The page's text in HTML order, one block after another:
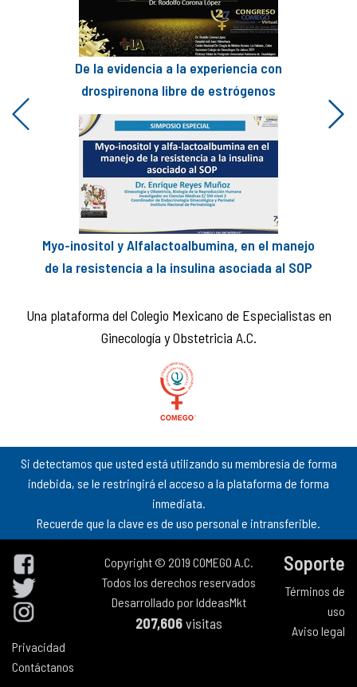
De la evidencia a la experiencia con
drospirenona libre de estrógenos
Myo-inositol y Alfalactoalbumina, en el manejo
de la resistencia a la insulina asociada al SOP
Previous Next
Una plataforma del Colegio Mexicano de Especialistas en
Ginecología y Obstetricia A.C.
Si detectamos que usted está utilizando su membresía de forma
indebida, se le restringirá el acceso a la plataforma de forma
inmediata.
Recuerde que la clave es de uso personal e intransferible.
Privacidad
Contáctanos
Copyright © 2019 COMEGO A.C.
Todos los derechos reservados
Desarrollado porIddeasMkt
207,606visitas
Soporte
Términos de
uso
Aviso legal